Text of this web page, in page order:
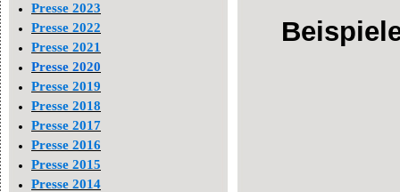
Presse 2023
Presse 2022
Presse 2021
Presse 2020
Presse 2019
Presse 2018
Presse 2017
Presse 2016
Presse 2015
Presse 2014